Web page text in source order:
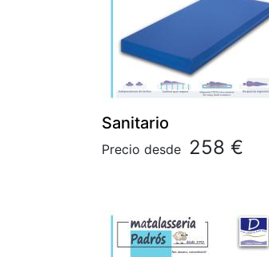
Sanitario
Precio desde 258 €